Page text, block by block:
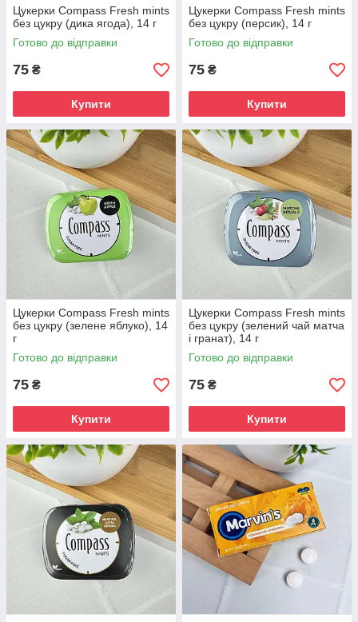
Цукерки Compass Fresh mints
без цукру (дика ягода), 14 г
Готово до відправки
75 ₴
Купити
Цукерки Compass Fresh mints
без цукру (персик), 14 г
Готово до відправки
75 ₴
Купити
Цукерки Compass Fresh mints
без цукру (зелене яблуко), 14
г
Готово до відправки
75 ₴
Купити
Цукерки Compass Fresh mints
без цукру (зелений чай матча
і гранат), 14 г
Готово до відправки
75 ₴
Купити